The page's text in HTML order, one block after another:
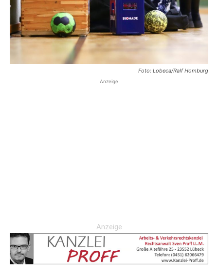
Foto: Lobeca/Ralf Homburg
Anzeige
Anzeige